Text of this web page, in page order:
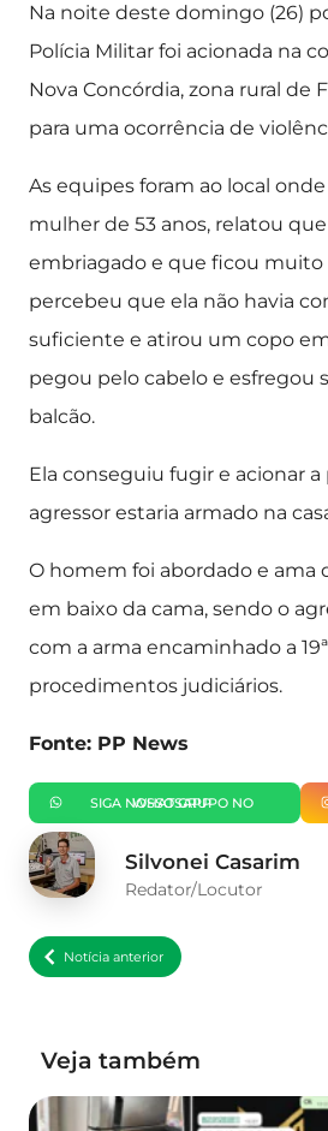
Na noite deste domingo (26)
Polícia Militar foi acionada na
Nova Concórdia, zona rural de
para uma ocorrência de
As equipes foram ao local
mulher de 53 anos, relatou
embriagado e que ficou muito
percebeu que ela não havia
suficiente e atirou um copo
pegou pelo cabelo e esfregou
balcão.
Ela conseguiu fugir e acionar
agressor estaria armado na
O homem foi abordado e ama
em baixo da cama, sendo o
com a arma encaminhado a
procedimentos judiciários.
Fonte: PP News
SIGA NOSSO GRUPO NO WHATSAPP
Silvonei Casarim
Redator/Locutor
Notícia anterior
Veja também